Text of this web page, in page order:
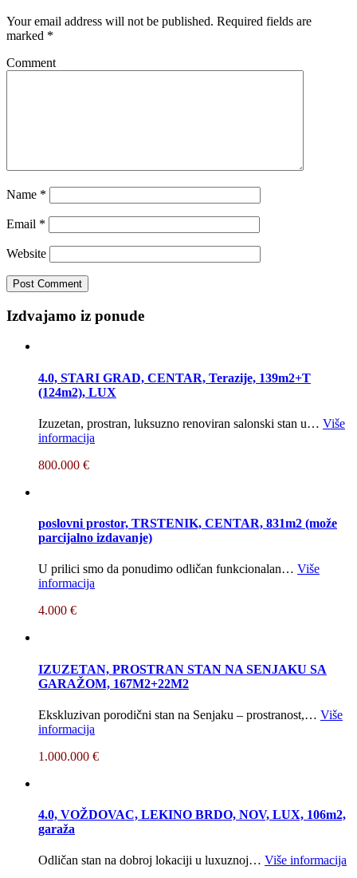
Your email address will not be published. Required fields are
marked *
Comment
Name *
Email *
Website
Izdvajamo iz ponude
4.0, STARI GRAD, CENTAR, Terazije, 139m2+T
(124m2), LUX
Izuzetan, prostran, luksuzno renoviran salonski stan u… Više
informacija
800.000 €
poslovni prostor, TRSTENIK, CENTAR, 831m2 (može
parcijalno izdavanje)
U prilici smo da ponudimo odličan funkcionalan… Više
informacija
4.000 €
IZUZETAN, PROSTRAN STAN NA SENJAKU SA
GARAŽOM, 167M2+22M2
Ekskluzivan porodični stan na Senjaku – prostranost,… Više
informacija
1.000.000 €
4.0, VOŽDOVAC, LEKINO BRDO, NOV, LUX, 106m2,
garaža
Odličan stan na dobroj lokaciji u luxuznoj… Više informacija